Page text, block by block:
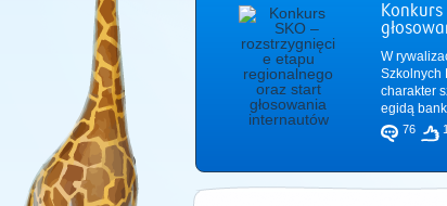
W
Szkolnych
charakter
egidą
76